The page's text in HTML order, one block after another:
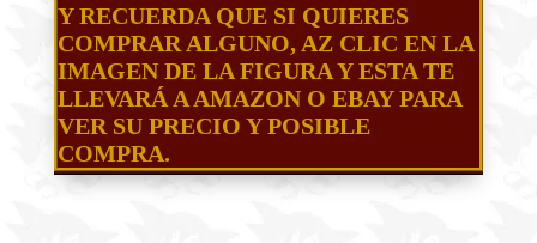
Y RECUERDA QUE SI QUIERES
COMPRAR ALGUNO, AZ CLIC EN LA
IMAGEN DE LA FIGURA Y ESTA TE
LLEVARÁ A AMAZON O EBAY PARA
VER SU PRECIO Y POSIBLE
COMPRA.